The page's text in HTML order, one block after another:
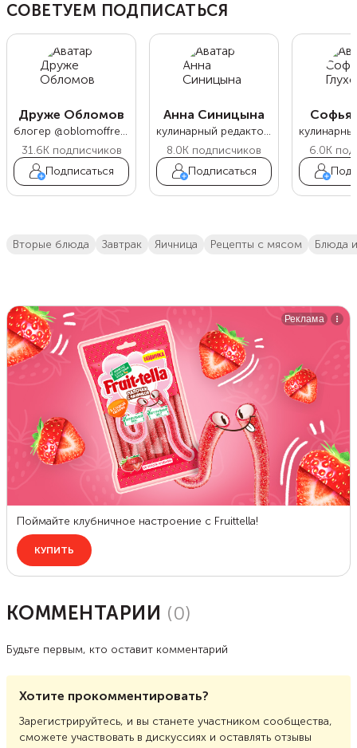
СОВЕТУЕМ ПОДПИСАТЬСЯ
Друже Обломов
блогер @oblomoffrecipe
31.6Kподписчиков
Подписаться
Анна Синицына
кулинарный редактор Food.ru
8.0K подписчиков
Подписаться
Софья
6.0K
вторые блюда завтрак яичница Рецепты с мясом блюда
КОММЕНТАРИИ (0)
Будьте первым, кто оставит комментарий
Хотите прокомментировать?
Зарегистрируйтесь, и вы станете участником сообщества,
сможете участвовать в дискуссиях и оставлять отзывы